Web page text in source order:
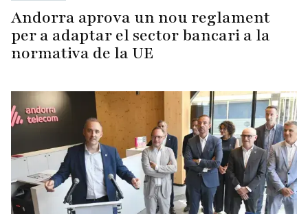
Andorra aprova un nou reglament
per a adaptar el sector bancari a la
normativa de la UE